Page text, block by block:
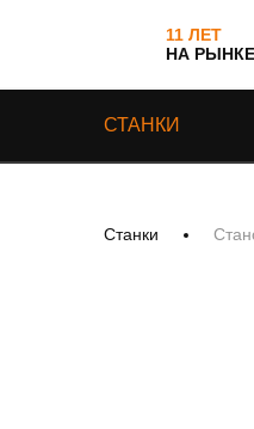
11 ЛЕТ
НА РЫНКЕ
СТАНКИ
Станки